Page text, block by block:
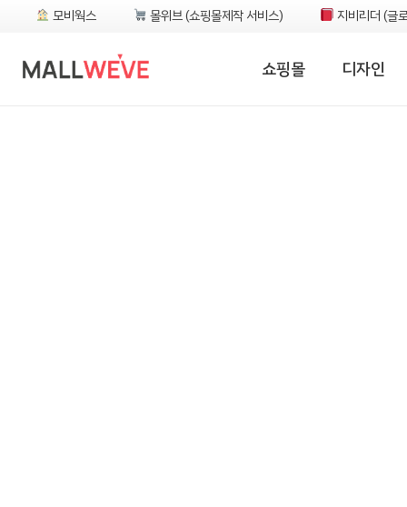
모비웍스 몰위브 (쇼핑몰제작 서비스) 지비리더 (글
쇼핑몰 디자인